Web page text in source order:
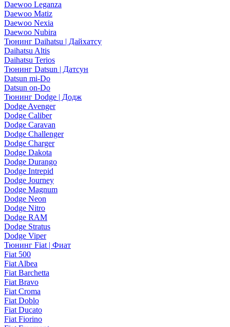
Daewoo Leganza
Daewoo Matiz
Daewoo Nexia
Daewoo Nubira
Тюнинг Daihatsu | Дайхатсу
Daihatsu Altis
Daihatsu Terios
Тюнинг Datsun | Датсун
Datsun mi-Do
Datsun on-Do
Тюнинг Dodge | Додж
Dodge Avenger
Dodge Caliber
Dodge Caravan
Dodge Challenger
Dodge Charger
Dodge Dakota
Dodge Durango
Dodge Intrepid
Dodge Journey
Dodge Magnum
Dodge Neon
Dodge Nitro
Dodge RAM
Dodge Stratus
Dodge Viper
Тюнинг Fiat | Фиат
Fiat 500
Fiat Albea
Fiat Barchetta
Fiat Bravo
Fiat Croma
Fiat Doblo
Fiat Ducato
Fiat Fiorino